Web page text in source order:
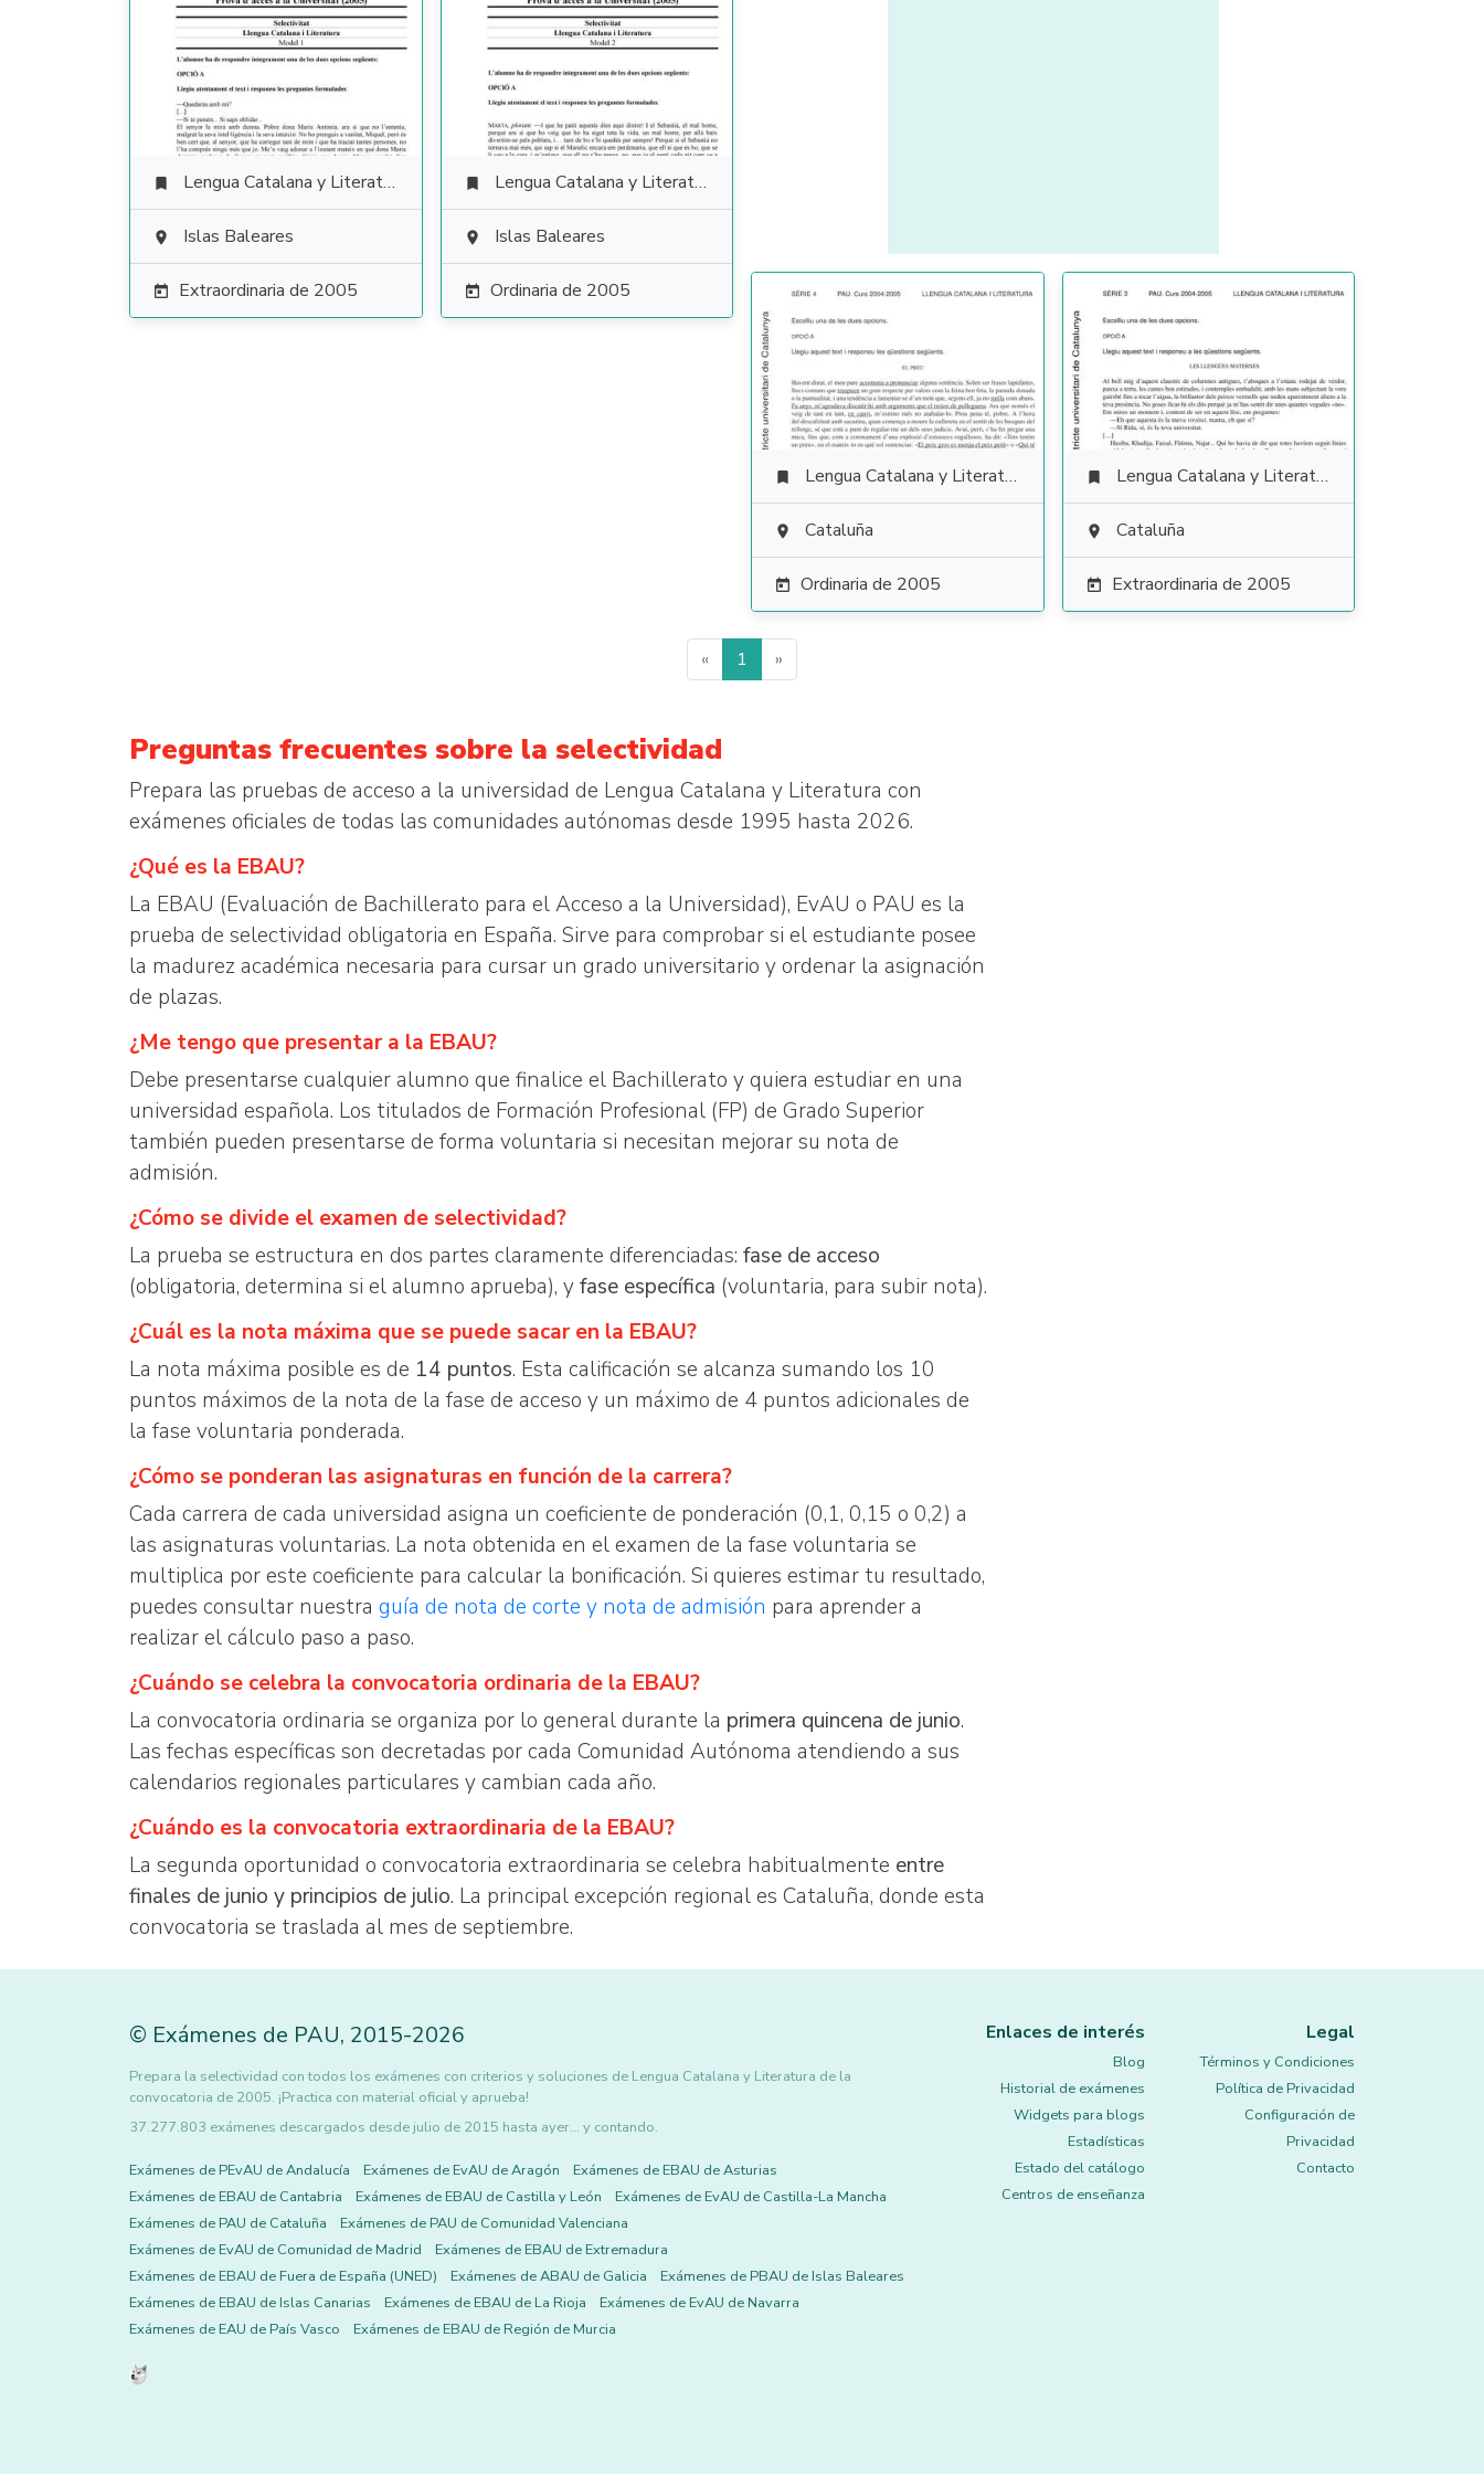
 Lengua Catalana y Literatura
 Islas Baleares
 Extraordinaria de 2005
 Lengua Catalana y Literatura
 Islas Baleares
 Ordinaria de 2005
 Lengua Catalana y Literatura
 Cataluña
 Ordinaria de 2005
 Lengua Catalana y Literatura
 Cataluña
 Extraordinaria de 2005
« 1 »
Preguntas frecuentes sobre la selectividad
Prepara las pruebas de acceso a la universidad de Lengua Catalana y Literatura con
exámenes oficiales de todas las comunidades autónomas desde 1995 hasta 2026.
¿Qué es la EBAU?
La EBAU (Evaluación de Bachillerato para el Acceso a la Universidad), EvAU o PAU es la
prueba de selectividad obligatoria en España. Sirve para comprobar si el estudiante posee
la madurez académica necesaria para cursar un grado universitario y ordenar la asignación
de plazas.
¿Me tengo que presentar a la EBAU?
Debe presentarse cualquier alumno que finalice el Bachillerato y quiera estudiar en una
universidad española. Los titulados de Formación Profesional (FP) de Grado Superior
también pueden presentarse de forma voluntaria si necesitan mejorar su nota de
admisión.
¿Cómo se divide el examen de selectividad?
La prueba se estructura en dos partes claramente diferenciadas: fase de acceso
(obligatoria, determina si el alumno aprueba), yfase específica (voluntaria, para subir nota).
¿Cuál es la nota máxima que se puede sacar en la EBAU?
La nota máxima posible es de 14 puntos. Esta calificación se alcanza sumando los 10
puntos máximos de la nota de la fase de acceso y un máximo de 4 puntos adicionales de
la fase voluntaria ponderada.
¿Cómo se ponderan las asignaturas en función de la carrera?
Cada carrera de cada universidad asigna un coeficiente de ponderación (0,1, 0,15 o 0,2) a
las asignaturas voluntarias. La nota obtenida en el examen de la fase voluntaria se
multiplica por este coeficiente para calcular la bonificación. Si quieres estimar tu resultado,
puedes consultar nuestra guía de nota de corte y nota de admisión para aprender a
realizar el cálculo paso a paso.
¿Cuándo se celebra la convocatoria ordinaria de la EBAU?
La convocatoria ordinaria se organiza por lo general durante la primera quincena de junio.
Las fechas específicas son decretadas por cada Comunidad Autónoma atendiendo a sus
calendarios regionales particulares y cambian cada año.
¿Cuándo es la convocatoria extraordinaria de la EBAU?
La segunda oportunidad o convocatoria extraordinaria se celebra habitualmente entre
finales de junio y principios de julio. La principal excepción regional es Cataluña, donde esta
convocatoria se traslada al mes de septiembre.
© Exámenes de PAU, 2015-2026
Prepara la selectividad con todos los exámenes con criterios y soluciones de Lengua Catalana y Literatura de la
convocatoria de 2005. ¡Practica con material oficial y aprueba!
37.277.803 exámenes descargados desde julio de 2015 hasta ayer... y contando.
Exámenes de PEvAU de Andalucía Exámenes de EvAU de Aragón
Exámenes de EBAU de Asturias
Exámenes de EBAU de Cantabria
Exámenes de EBAU de Castilla y León
Exámenes de EvAU de Castilla-La Mancha
Exámenes de PAU de Cataluña
Exámenes de PAU de Comunidad Valenciana
Exámenes de EvAU de Comunidad de Madrid
Exámenes de EBAU de Extremadura
Exámenes de EBAU de Fuera de España (UNED)
Exámenes de ABAU de Galicia
Exámenes de PBAU de Islas Baleares
Exámenes de EBAU de Islas Canarias
Exámenes de EBAU de La Rioja
Exámenes de EvAU de Navarra
Exámenes de EAU de País Vasco
Exámenes de EBAU de Región de Murcia
Enlaces de interés
Blog
Historial de exámenes
Widgets para blogs
Estadísticas
Estado del catálogo
Centros de enseñanza
Legal
Términos y Condiciones
Política de Privacidad
Configuración de
Privacidad
Contacto